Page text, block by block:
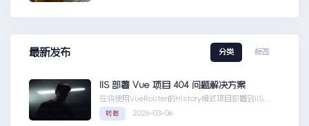
最新发布 分类 标签
IIS 部署 Vue 项目 404 问题解决方案
在将使用VueRouter的History模式项目部署到IIS
时，可能会遇到刷新页面或...IIS部署Vue项目404问
题解决方案
转载 2026-03-06